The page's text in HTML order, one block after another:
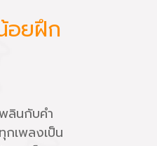
อยฝึก
ลินกับคำ
เพลงเป็น